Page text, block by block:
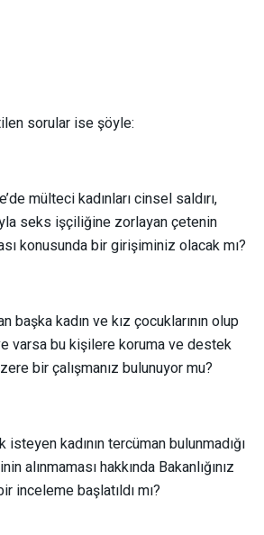
sorular ise şöyle:
mülteci kadınları cinsel saldırı,
seks işçiliğine zorlayan çetenin
konusunda bir girişiminiz olacak mı?
başka kadın ve kız çocuklarının olup
varsa bu kişilere koruma ve destek
bir çalışmanız bulunuyor mu?
kadının tercüman bulunmadığı
alınmaması hakkında Bakanlığınız
inceleme başlatıldı mı?